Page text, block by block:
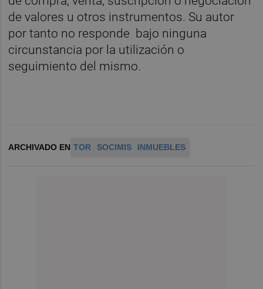
de valores u otros instrumentos. Su autor
por tanto no responde bajo ninguna
circunstancia por la utilización o
seguimiento del mismo.
ARCHIVADO EN TOR SOCIMIS INMUEBLES